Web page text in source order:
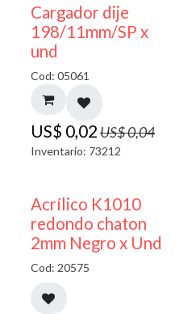
50% DESCUENTO
Cargador dije
198/11mm/SP x
und
Cod: 05061
US$ 0,02US$0,04
Inventario: 73212
50% DESCUENTO
Acrílico K1010
redondo chaton
2mm Negro x Und
Cod: 20575